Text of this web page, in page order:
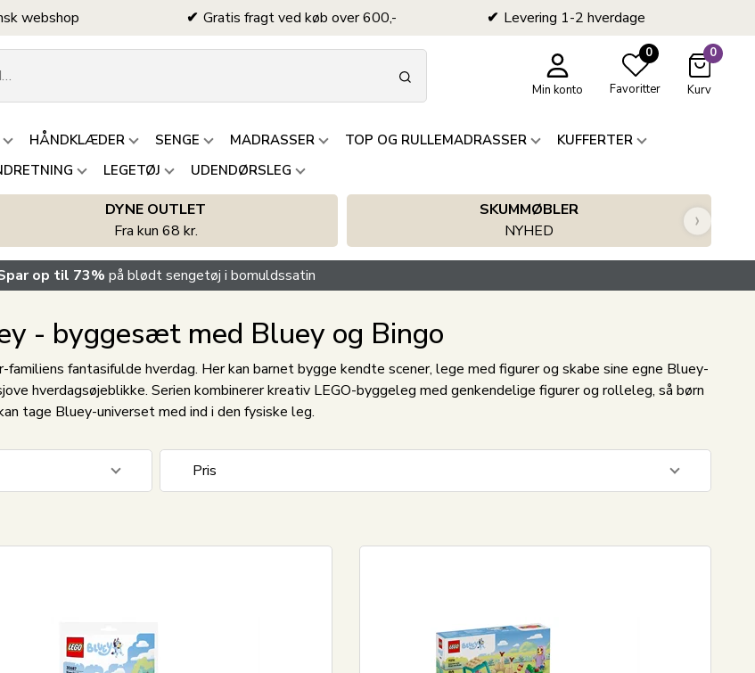
webshop Gratis fragt ved køb over 600,- Levering 1-2 hverdage
Min konto
0
Favoritter
0
Kurv
HÅNDKLÆDER SENGE MADRASSER TOP OG RULLEMADRASSER
KUFFERTER
LEGETØJ UDENDØRSLEG
DYNE OUTLET
Fra kun 68 kr.
SKUMMØBLER
NYHED
›
op til 73% på blødt sengetøj i bomuldssatin
- byggesæt med Bluey og Bingo
fantasifulde hverdag. Her kan barnet bygge kendte scener, lege med figurer og skabe sine egne Bluey-
hverdagsøjeblikke. Serien kombinerer kreativ LEGO-byggeleg med genkendelige figurer og rolleleg, så børn
tage Bluey-universet med ind i den fysiske leg.
Pris